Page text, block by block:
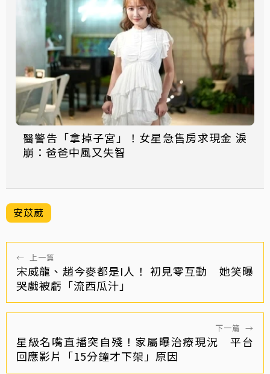
醫警告「拿掉子宮」！女星急售房求現金 淚
崩：爸爸中風又失智
安苡葳
← 上一篇
宋威龍、趙今麥都是I人！ 初見零互動 她笑曝
哭戲被虧「流西瓜汁」
下一篇 →
星級名嘴直播突自殘！家屬曝治療現況 平台
回應影片「15分鐘才下架」原因